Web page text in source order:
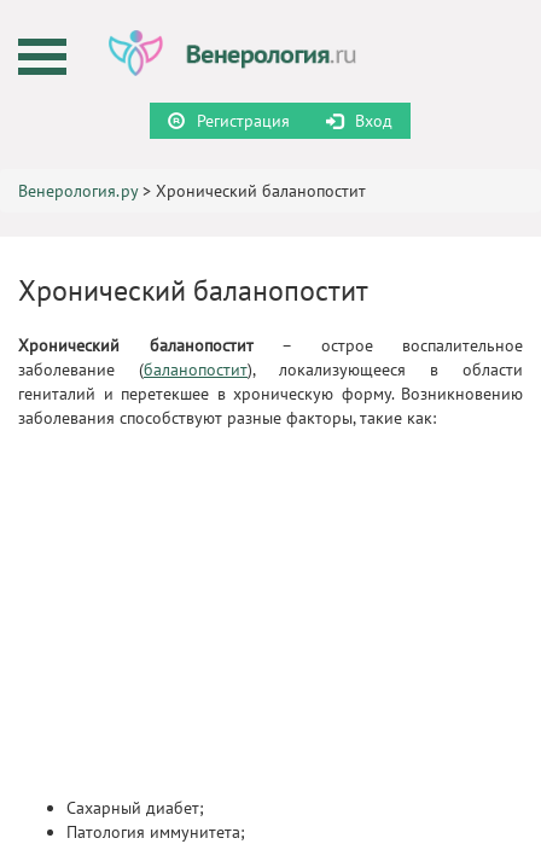
Регистрация Вход
Венерология.ру> Хронический баланопостит
Хронический баланопостит
Хронический баланопостит– острое воспалительное
заболевание (баланопостит), локализующееся в области
гениталий и перетекшее в хроническую форму. Возникновению
заболевания способствуют разные факторы, такие как:
Сахарный диабет;
Патология иммунитета;